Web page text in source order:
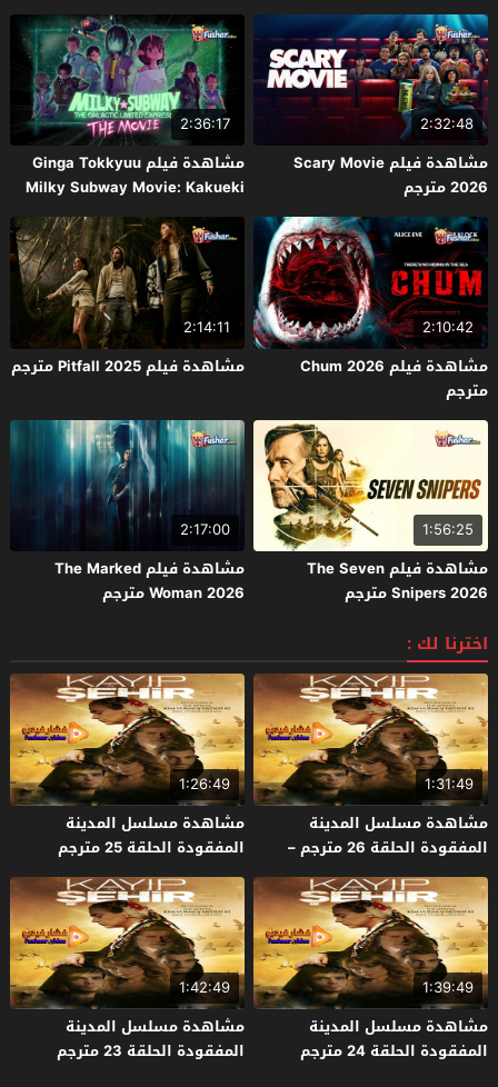
2:32:48
مشاهدة فيلم Scary Movie
2026 مترجم
2:36:17
مشاهدة فيلم Ginga Tokkyuu
Milky Subway Movie: Kakueki
Teisha Gekijou Yuki 2026 مترجم
2:10:42
مشاهدة فيلم Chum 2026
مترجم
2:14:11
مشاهدة فيلم Pitfall 2025 مترجم
1:56:25
مشاهدة فيلم The Seven
Snipers 2026 مترجم
2:17:00
مشاهدة فيلم The Marked
Woman 2026 مترجم
اخترنا لك :
1:31:49
مشاهدة مسلسل المدينة
المفقودة الحلقة 26 مترجم –
الاخيرة
1:26:49
مشاهدة مسلسل المدينة
المفقودة الحلقة 25 مترجم
1:39:49
مشاهدة مسلسل المدينة
المفقودة الحلقة 24 مترجم
1:42:49
مشاهدة مسلسل المدينة
المفقودة الحلقة 23 مترجم